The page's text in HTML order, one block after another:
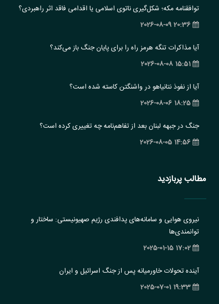
توافقنامه مکه؛ شکل‌گیری ناتوی اسلامی یا اقدامی فاقد اثر راهبردی؟
20:36 2026-08-09
آیا مذاکرات تنگه هرمز راه را برای پایان جنگ باز می‌کند؟
15:51 2026-08-08
آیا از نفوذ نتانیاهو در واشنگتن کاسته شده است؟
18:25 2026-08-06
جنگ در جبهه لبنان بعد از تفاهم‌نامه چه تغییری کرده است؟
14:56 2026-08-05
مطالب پربازدید
نیروی هوایی و سامانه‌های پدافندی رژیم صهیونیستی: ساختار و
‏توانمندی‌ها
17:02 2025-01-15
آینده تحولات خاورمیانه پس از جنگ اسرائیل و ایران
19:33 2025-07-01